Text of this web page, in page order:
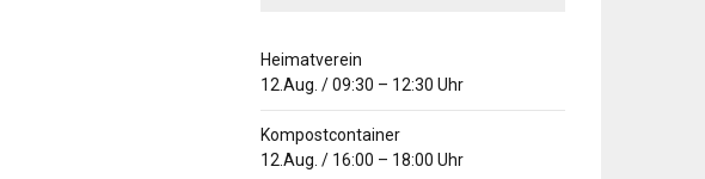
Heimatverein
12.Aug. /09:30 – 12:30 Uhr
Kompostcontainer
12.Aug. / 16:00 – 18:00 Uhr